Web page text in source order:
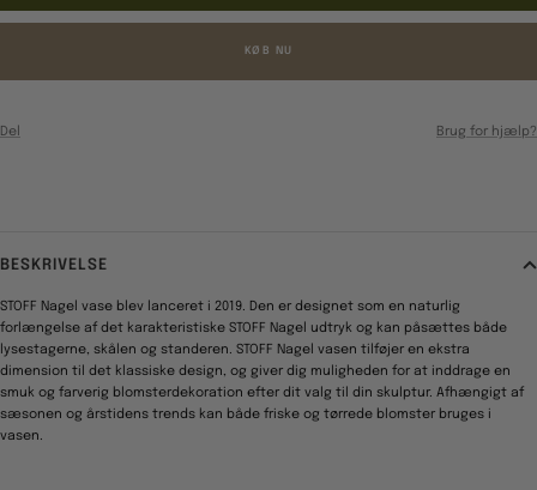
KØB NU
Del Brug for hjælp?
BESKRIVELSE
STOFF Nagel vase blev lanceret i 2019. Den er designet som en naturlig
forlængelse af det karakteristiske STOFF Nagel udtryk og kan påsættes både
lysestagerne, skålen og standeren. STOFF Nagel vasen tilføjer en ekstra
dimension til det klassiske design, og giver dig muligheden for at inddrage en
smuk og farverig blomsterdekoration efter dit valg til din skulptur. Afhængigt af
sæsonen og årstidens trends kan både friske og tørrede blomster bruges i
vasen.